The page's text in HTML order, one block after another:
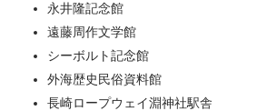
永井隆記念館
遠藤周作文学館
シーボルト記念館
外海歴史民俗資料館
長崎ロープウェイ淵神社駅舎